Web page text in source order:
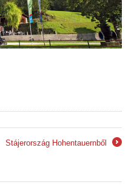
Stájerország Hohentauernből